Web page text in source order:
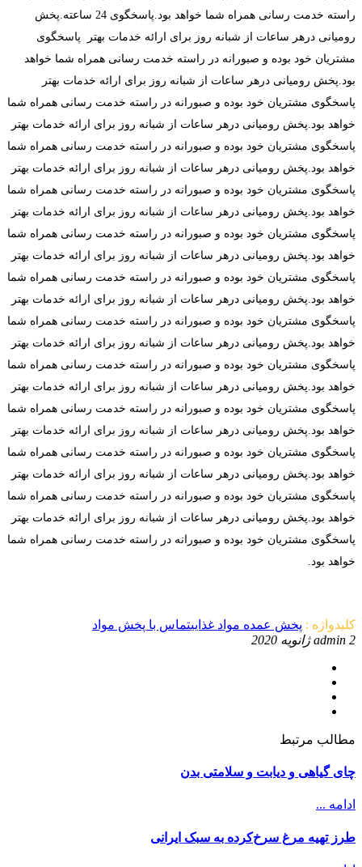
راسته خدمت رسانی همراه شما خواهد بود.پاسخگوی 24 ساعته.پخش
رومیانی درهر ساعات از شبانه روز برای ارائه خدمات بهتر پاسخگوی
مشتریان خود بوده و صبورانه در راسته خدمت رسانی همراه شما خواهد
بود.پخش رومیانی درهر ساعات از شبانه روز برای ارائه خدمات بهتر
پاسخگوی مشتریان خود بوده و صبورانه در راسته خدمت رسانی همراه شما
خواهد بود.پخش رومیانی درهر ساعات از شبانه روز برای ارائه خدمات بهتر
پاسخگوی مشتریان خود بوده و صبورانه در راسته خدمت رسانی همراه شما
خواهد بود.پخش رومیانی درهر ساعات از شبانه روز برای ارائه خدمات بهتر
پاسخگوی مشتریان خود بوده و صبورانه در راسته خدمت رسانی همراه شما
خواهد بود.پخش رومیانی درهر ساعات از شبانه روز برای ارائه خدمات بهتر
پاسخگوی مشتریان خود بوده و صبورانه در راسته خدمت رسانی همراه شما
خواهد بود.پخش رومیانی درهر ساعات از شبانه روز برای ارائه خدمات بهتر
پاسخگوی مشتریان خود بوده و صبورانه در راسته خدمت رسانی همراه شما
خواهد بود.پخش رومیانی درهر ساعات از شبانه روز برای ارائه خدمات بهتر
پاسخگوی مشتریان خود بوده و صبورانه در راسته خدمت رسانی همراه شما
خواهد بود.پخش رومیانی درهر ساعات از شبانه روز برای ارائه خدمات بهتر
پاسخگوی مشتریان خود بوده و صبورانه در راسته خدمت رسانی همراه شما
خواهد بود.پخش رومیانی درهر ساعات از شبانه روز برای ارائه خدمات بهتر
پاسخگوی مشتریان خود بوده و صبورانه در راسته خدمت رسانی همراه شما
خواهد بود.پخش رومیانی درهر ساعات از شبانه روز برای ارائه خدمات بهتر
پاسخگوی مشتریان خود بوده و صبورانه در راسته خدمت رسانی همراه شما
خواهد بود.پخش رومیانی درهر ساعات از شبانه روز برای ارائه خدمات بهتر
پاسخگوی مشتریان خود بوده و صبورانه در راسته خدمت رسانی همراه شما
خواهد بود.پخش رومیانی درهر ساعات از شبانه روز برای ارائه خدمات بهتر
پاسخگوی مشتریان خود بوده و صبورانه در راسته خدمت رسانی همراه شما
خواهد بود.
کلیدواژه : پخش عمده مواد غذاییتماس با پخش مواد
admin 2 ژانویه 2020
مطالب مرتبط
چای گیاهی و دیابت و سلامتی بدن
ادامه ...
طرز تهیه مرغ سرخ‌کرده به سبک ایرانی